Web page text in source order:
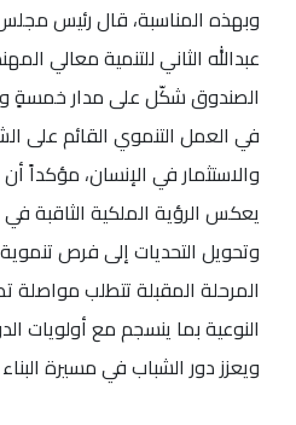
وبهذه المناسبة، قال رئيس
عبدالله الثاني للتنمية معالي
الصندوق شكّل على مدار خمسةٍ
في العمل التنموي القائم على
والاستثمار في الإنسان، مؤكداً
يعكس الرؤية الملكية الثاقبة
وتحويل التحديات إلى فرص
المرحلة المقبلة تتطلب مواصلة
النوعية بما ينسجم مع أولويات
ويعزز دور الشباب في مسيرة البناء